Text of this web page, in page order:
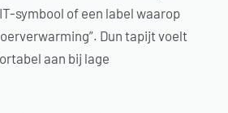
symbool of een label waarop
Dun tapijt voelt
aan bij lage